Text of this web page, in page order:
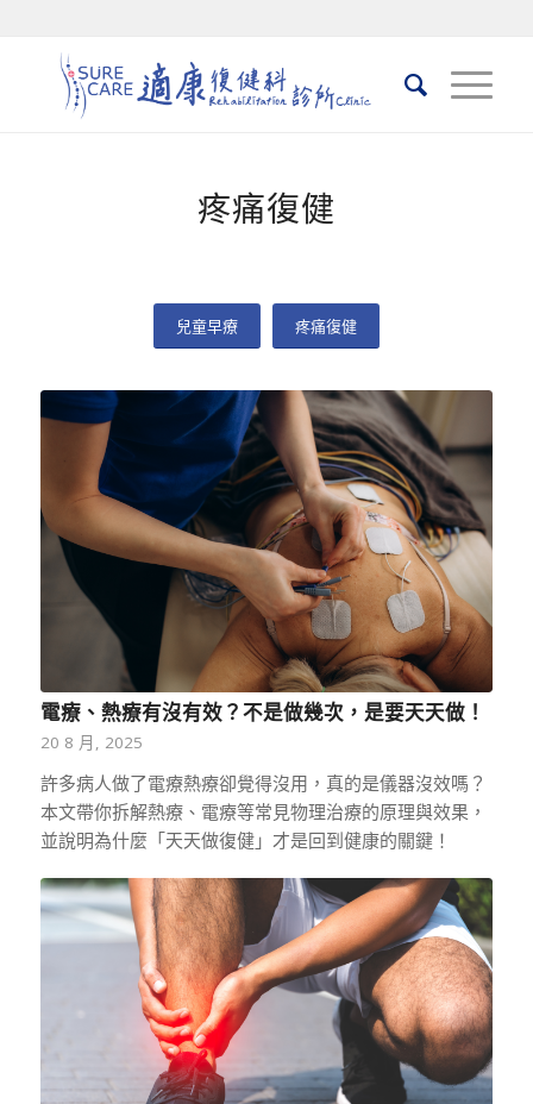
疼痛復健
兒童早療 疼痛復健
電療、熱療有沒有效？不是做幾次，是要天天做！
20 8 月, 2025
許多病人做了電療熱療卻覺得沒用，真的是儀器沒效嗎？
本文帶你拆解熱療、電療等常見物理治療的原理與效果，
並說明為什麼「天天做復健」才是回到健康的關鍵！